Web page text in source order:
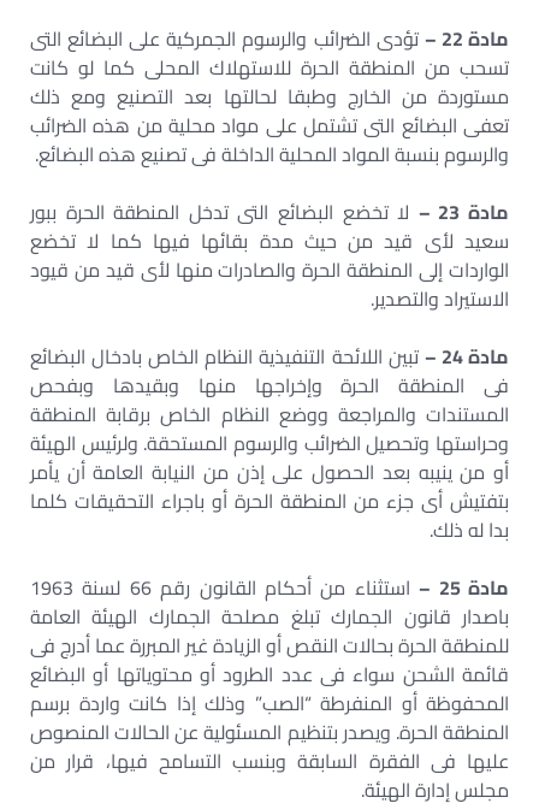
مادة 22 –
تؤدى الضرائب والرسوم الجمركية على البضائع التى
تسحب من المنطقة الحرة للاستهلاك المحلى كما لو كانت
مستوردة من الخارج وطبقا لحالتها بعد التصنيع ومع ذلك
تعفى البضائع التى تشتمل على مواد محلية من هذه الضرائب
والرسوم بنسبة المواد المحلية الداخلة فى تصنيع هذه البضائع.
مادة 23 –
لا تخضع البضائع التى تدخل المنطقة الحرة ببور
سعيد لأى قيد من حيث مدة بقائها فيها كما لا تخضع
الواردات إلى المنطقة الحرة والصادرات منها لأى قيد من قيود
الاستيراد والتصدير.
مادة 24 –
تبين اللائحة التنفيذية النظام الخاص بادخال البضائع
فى المنطقة الحرة وإخراجها منها وبقيدها وبفحص
المستندات والمراجعة ووضع النظام الخاص برقابة المنطقة
وحراستها وتحصيل الضرائب والرسوم المستحقة. ولرئيس الهيئة
أو من ينيبه بعد الحصول على إذن من النيابة العامة أن يأمر
بتفتيش أى جزء من المنطقة الحرة أو باجراء التحقيقات كلما
بدا له ذلك.
مادة 25 –
استثناء من أحكام القانون رقم 66 لسنة 1963
باصدار قانون الجمارك تبلغ مصلحة الجمارك الهيئة العامة
للمنطقة الحرة بحالات النقص أو الزيادة غير المبررة عما أدرج فى
قائمة الشحن سواء فى عدد الطرود أو محتوياتها أو البضائع
المحفوظة أو المنفرطة “الصب” وذلك إذا كانت واردة برسم
المنطقة الحرة. ويصدر بتنظيم المسئولية عن الحالات المنصوص
عليها فى الفقرة السابقة وبنسب التسامح فيها، قرار من
مجلس إدارة الهيئة.